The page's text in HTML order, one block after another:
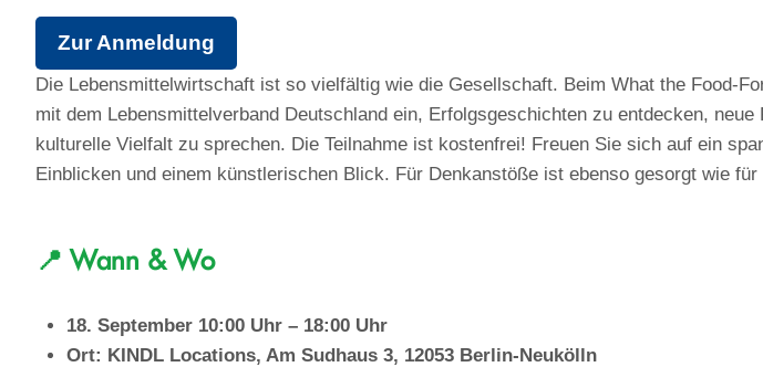
Zur Anmeldung
Die Lebensmittelwirtschaft ist so vielfältig wie die Gesellschaft. Beim What the Food-
mit dem Lebensmittelverband Deutschland ein, Erfolgsgeschichten zu entdecken,
kulturelle Vielfalt zu sprechen. Die Teilnahme ist kostenfrei! Freuen Sie sich auf ein
Einblicken und einem künstlerischen Blick. Für Denkanstöße ist ebenso gesorgt wie
📍 Wann & Wo
18. September 10:00 Uhr – 18:00 Uhr
Ort: KINDL Locations, Am Sudhaus 3, 12053 Berlin-Neukölln